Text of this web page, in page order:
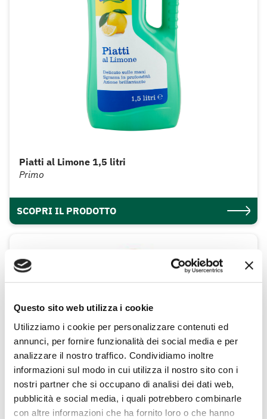
Questo sito web utilizza i cookie
Utilizziamo i cookie per personalizzare contenuti ed
annunci, per fornire funzionalità dei social media e per
analizzare il nostro traffico. Condividiamo inoltre
informazioni sul modo in cui utilizza il nostro sito con i
nostri partner che si occupano di analisi dei dati web,
pubblicità e social media, i quali potrebbero combinarle
con altre informazioni che ha fornito loro o che hanno
Piatti al Limone 1,5 litri
Primo
SCOPRI IL PRODOTTO